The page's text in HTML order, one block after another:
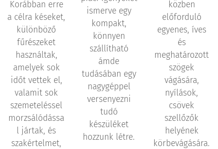
Korábban erre
a célra késeket,
különböző
fűrészeket
használtak,
amelyek sok
időt vettek el,
valamit sok
szemeteléssel
morzsálódássa
l jártak, és
szakértelmet,
ismerve egy
kompakt,
könnyen
szállítható
ámde
tudásában egy
nagygéppel
versenyezni
tudó
készüléket
hozzunk létre.
közben
előforduló
egyenes, íves
és
meghatározott
szögek
vágására,
nyílások,
csövek
szellőzők
helyének
körbevágására.